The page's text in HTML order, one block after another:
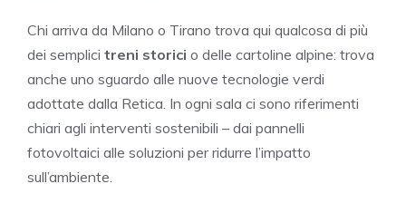
Chi arriva da Milano o Tirano trova qui qualcosa di più
dei semplici treni storici o delle cartoline alpine: trova
anche uno sguardo alle nuove tecnologie verdi
adottate dalla Retica. In ogni sala ci sono riferimenti
chiari agli interventi sostenibili – dai pannelli
fotovoltaici alle soluzioni per ridurre l’impatto
sull’ambiente.